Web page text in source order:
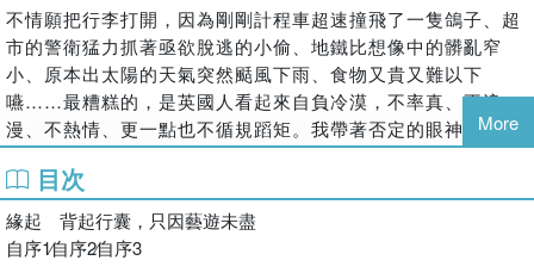
的完美；從小巧雅緻的「場所」、眾星雲集的西區，到包羅萬
象的南岸藝術中心，且看來自四面八方的舞者在倫敦大顯身
手；從培養舞者的搖籃、大英四界的舞蹈據點到舞動繽紛的舞
蹈節慶，請跟著作者戴君安的腳步，一同翩翩起舞！
目不轉睛、感受繞樑餘音；精緻、雋永、機智與嘲諷，泰晤士
南岸的文學戲劇令你在唇槍舌戰中體認現實、穿梭古今；顛
覆、狂歡、前衛與驚奇，無論是藝術節或小劇場，百變的創意
舞蹈系，1992年畢業於美國紐約大學舞蹈教育研究所。自
1996年起，積極參與國內外舉辦的國際民俗藝術節，足跡遍及
臺灣、葡萄牙、西班牙、法國、義大利、英國、瑞士、美國、
丹麥及奧地利等國。自2010年8月起，擔任「國際兒童與舞蹈
聯盟」(Dance and the Child International – daCi) 臺灣分會
(daCi TAIWAN) 會長。
廖瑩芝
英國蘭開斯特大學文化研究博士 (Ph.D. for Cultural
不情願把行李打開，因為剛剛計程車超速撞飛了一隻鴿子、超
市的警衛猛力抓著亟欲脫逃的小偷、地鐵比想像中的髒亂窄
小、原本出太陽的天氣突然颳風下雨、食物又貴又難以下
嚥……最糟糕的，是英國人看起來自負冷漠，不率真、不浪
漫、不熱情、更一點也不循規蹈矩。我帶著否定的眼神看這個
地方，在第一天就急於對這個以愛茶聞名的國家發出怒吼：
It’s not my cup of tea！
可是時間一久才知道，英國人的疏離感是因為尊重對方的隱
私。他們眼光長遠，計畫的事物總是設想周到；他們不苟言
More
目次
緣起 背起行囊，只因藝遊未盡
自序1∕自序2∕自序3